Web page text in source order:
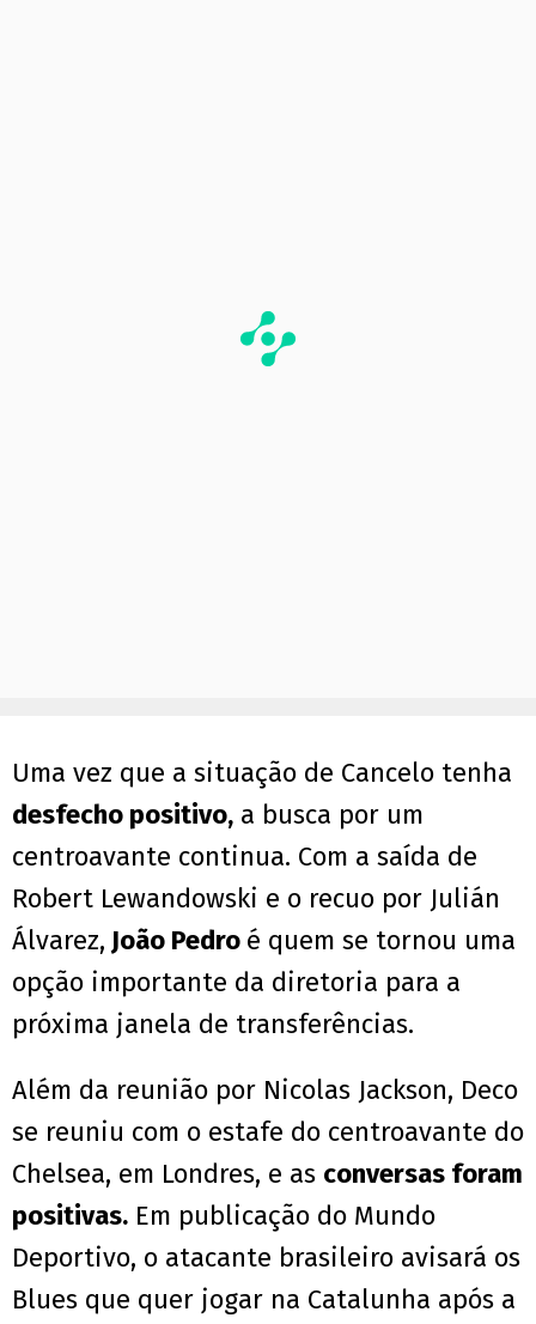
Uma vez que a situação de Cancelo tenha
desfecho positivo, a busca por um
centroavante continua. Com a saída de
Robert Lewandowski e o recuo por Julián
Álvarez, João Pedro é quem se tornou uma
opção importante da diretoria para a
próxima janela de transferências.
Além da reunião por Nicolas Jackson, Deco
se reuniu com o estafe do centroavante do
Chelsea, em Londres, e as conversas foram
positivas. Em publicação do Mundo
Deportivo, o atacante brasileiro avisará os
Blues que quer jogar na Catalunha após a